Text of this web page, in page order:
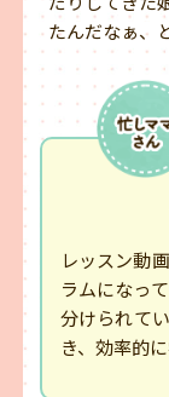
たんだなぁ、
レッスン動
ラムになっ
分けられて
き、効率的